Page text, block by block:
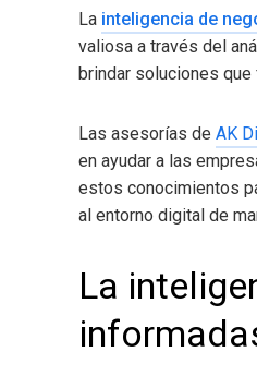
La inteligencia de
valiosa a través del
brindar soluciones
Las asesorías de AK
en ayudar a las
estos conocimientos
al entorno digital de
La